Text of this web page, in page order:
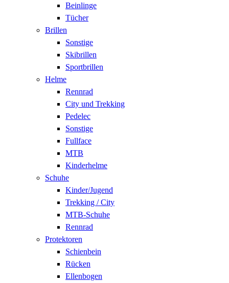
Beinlinge
Tücher
Brillen
Sonstige
Skibrillen
Sportbrillen
Helme
Rennrad
City und Trekking
Pedelec
Sonstige
Fullface
MTB
Kinderhelme
Schuhe
Kinder/Jugend
Trekking / City
MTB-Schuhe
Rennrad
Protektoren
Schienbein
Rücken
Ellenbogen